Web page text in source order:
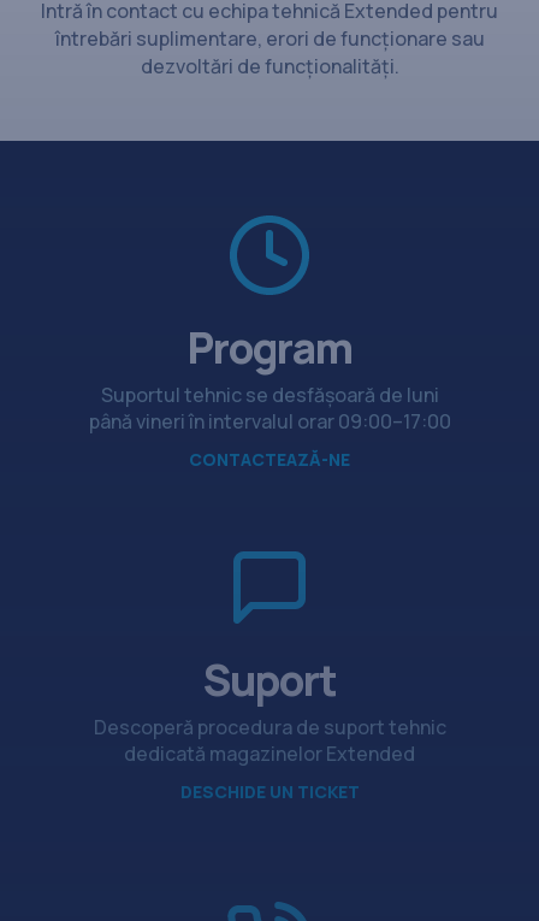
Intră în contact cu echipa tehnică Extended pentru
întrebări suplimentare, erori de funcționare sau
dezvoltări de funcționalități.
Program
Suportul tehnic se desfășoară de luni
până vineri în intervalul orar 09:00–17:00
CONTACTEAZĂ-NE
Suport
Descoperă procedura de suport tehnic
dedicată magazinelor Extended
DESCHIDE UN TICKET